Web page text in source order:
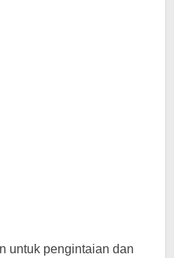
untuk pengintaian dan